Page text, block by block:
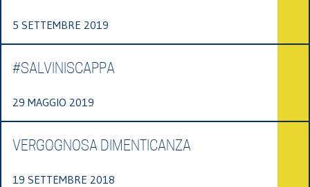
5 SETTEMBRE 2019
#SALVINISCAPPA
29 MAGGIO 2019
VERGOGNOSA DIMENTICANZA
19 SETTEMBRE 2018